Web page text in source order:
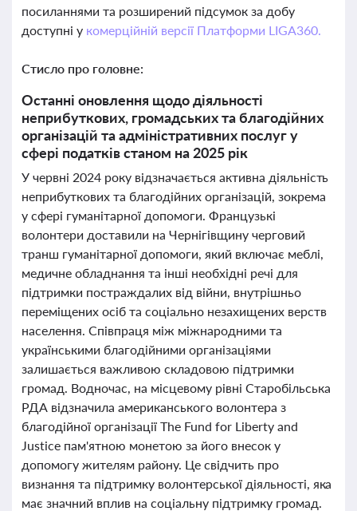
посиланнями та розширений підсумок за добу
доступні у комерційній версії Платформи LIGA360.
Стисло про головне:
Останні оновлення щодо діяльності
неприбуткових, громадських та благодійних
організацій та адміністративних послуг у
сфері податків станом на 2025 рік
У червні 2024 року відзначається активна діяльність
неприбуткових та благодійних організацій, зокрема
у сфері гуманітарної допомоги. Французькі
волонтери доставили на Чернігівщину черговий
транш гуманітарної допомоги, який включає меблі,
медичне обладнання та інші необхідні речі для
підтримки постраждалих від війни, внутрішньо
переміщених осіб та соціально незахищених верств
населення. Співпраця між міжнародними та
українськими благодійними організаціями
залишається важливою складовою підтримки
громад. Водночас, на місцевому рівні Старобільська
РДА відзначила американського волонтера з
благодійної організації The Fund for Liberty and
Justice пам'ятною монетою за його внесок у
допомогу жителям району. Це свідчить про
визнання та підтримку волонтерської діяльності, яка
має значний вплив на соціальну підтримку громад.